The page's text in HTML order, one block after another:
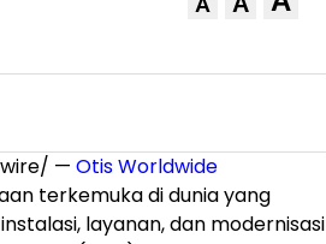
— Otis Worldwide
terkemuka di dunia yang
layanan, dan modernisasi